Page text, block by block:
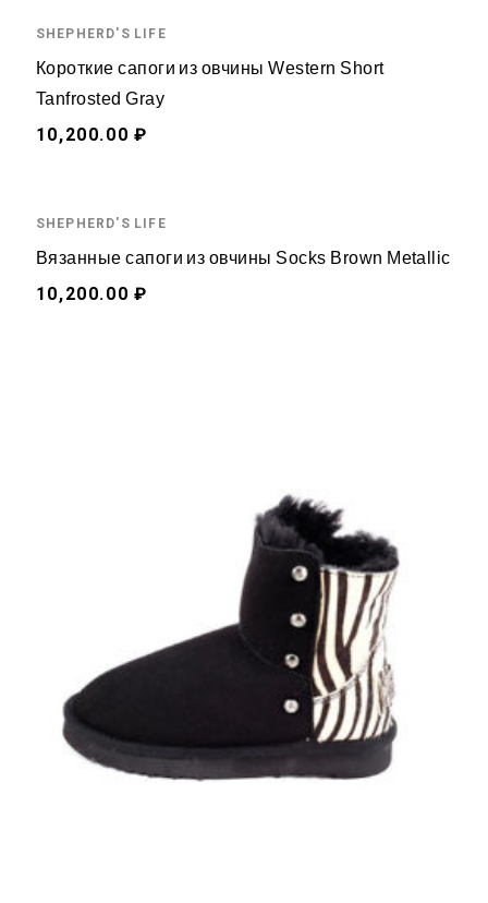
SHEPHERD'S LIFE
Короткие сапоги из овчины Western Short
Tanfrosted Gray
10,200.00 ₽
SHEPHERD'S LIFE
Вязанные сапоги из овчины Socks Brown Metallic
10,200.00 ₽